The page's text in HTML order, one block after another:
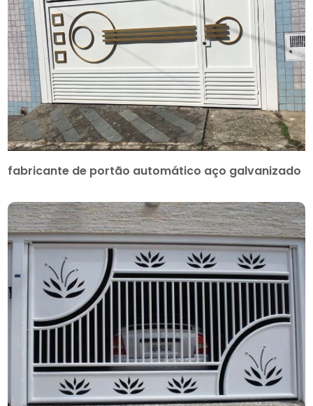
fabricante de portão automático aço galvanizado